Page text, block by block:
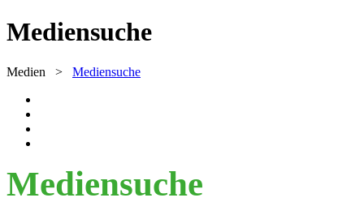
Mediensuche
Medien > Mediensuche
Mediensuche